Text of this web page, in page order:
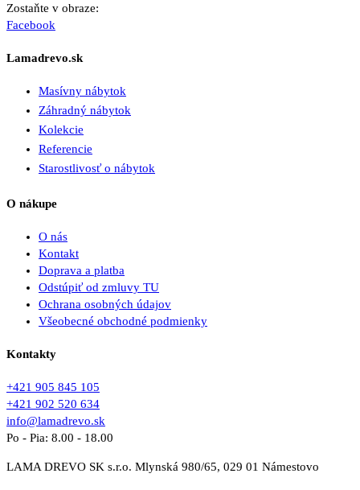
Zostaňte v obraze:
Facebook
Lamadrevo.sk
Masívny nábytok
Záhradný nábytok
Kolekcie
Referencie
Starostlivosť o nábytok
O nákupe
O nás
Kontakt
Doprava a platba
Odstúpiť od zmluvy TU
Ochrana osobných údajov
Všeobecné obchodné podmienky
Kontakty
+421 905 845 105
+421 902 520 634
info@lamadrevo.sk
Po - Pia: 8.00 - 18.00
LAMA DREVO SK s.r.o. Mlynská 980/65, 029 01 Námestovo